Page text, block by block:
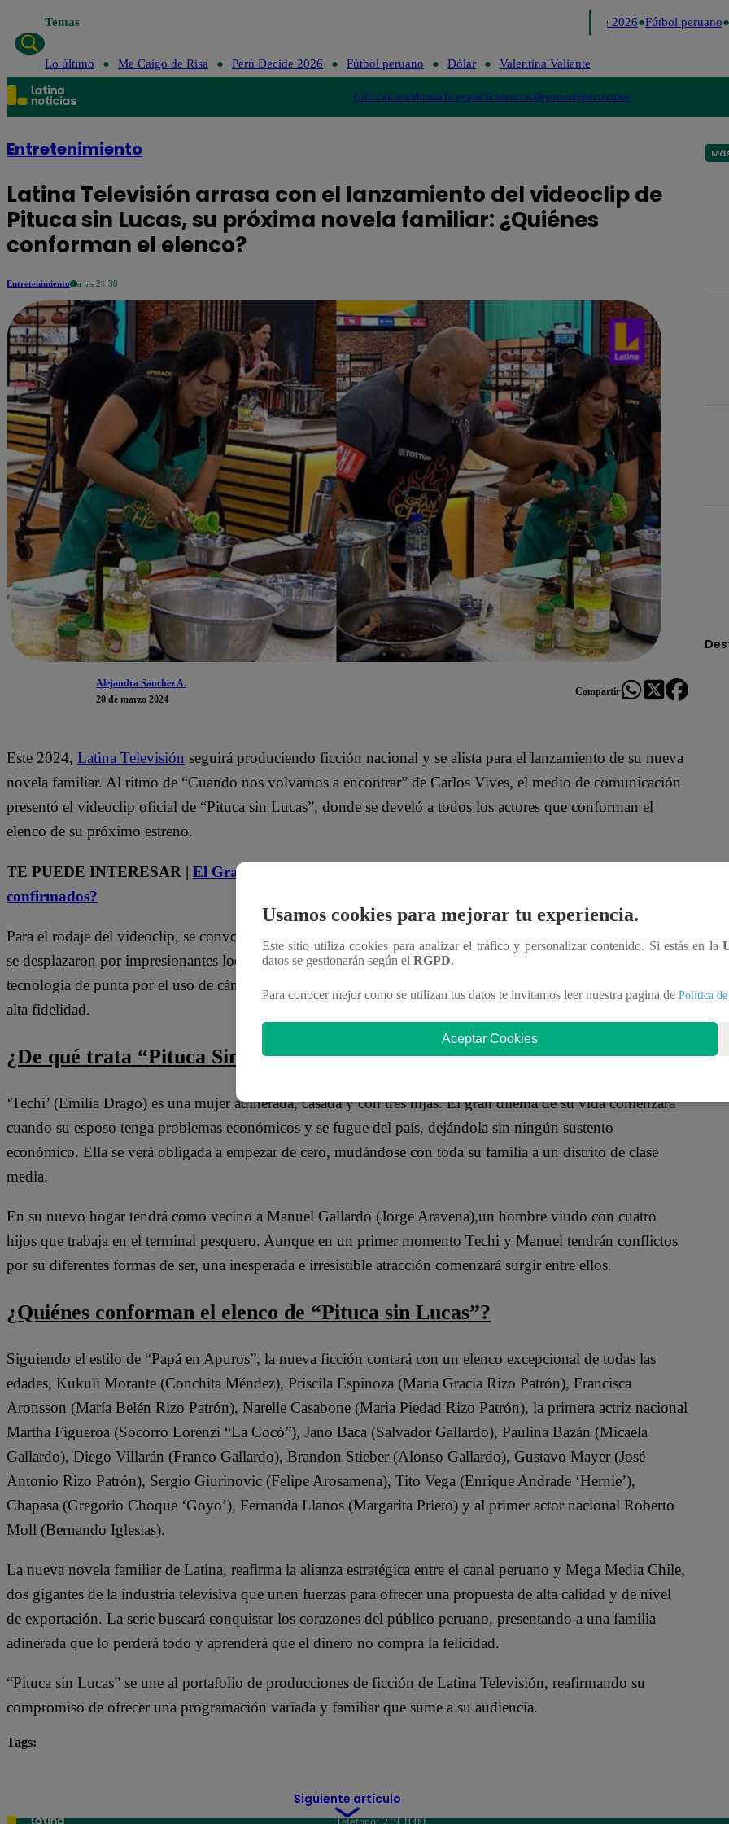
Temas Perú Decide 2026 Fútbol peruano
Lo último Me Caigo de Risa Perú Decide 2026 Fútbol peruano Dólar Valentina Valiente
PolíticaLimaMundoTe ayudoTendenciasDeportesEspectáculos
Entretenimiento
Latina Televisión arrasa con el lanzamiento del videoclip de
Pituca sin Lucas, su próxima novela familiar: ¿Quiénes
conforman el elenco?
Entretenimiento a las 21:38
Alejandra Sanchez A.
20 de marzo 2024
Compartir
Este 2024, Latina Televisión seguirá produciendo ficción nacional y se alista para el lanzamiento de su nueva
novela familiar. Al ritmo de “Cuando nos volvamos a encontrar” de Carlos Vives, el medio de comunicación
presentó el videoclip oficial de “Pituca sin Lucas”, donde se develó a todos los actores que conforman el
elenco de su próximo estreno.
TE PUEDE INTERESAR | El Gran Chef Famosos, el restaurante: ¿Quiénes son los participantes
confirmados?
Para el rodaje del videoclip, se convocó a más de 300 personas entre producción y personal técnico, quienes
se desplazaron por impresionantes locaciones de Lima y Callao. A ello se le suma la incorporación de
tecnología de punta por el uso de cámaras de alta resolución en 8k, efectos visuales avanzados y sonido de
alta fidelidad.
¿De qué trata “Pituca Sin Lucas”?
‘Techi’ (Emilia Drago) es una mujer adinerada, casada y con tres hijas. El gran dilema de su vida comenzará
cuando su esposo tenga problemas económicos y se fugue del país, dejándola sin ningún sustento
económico. Ella se verá obligada a empezar de cero, mudándose con toda su familia a un distrito de clase
media.
En su nuevo hogar tendrá como vecino a Manuel Gallardo (Jorge Aravena),un hombre viudo con cuatro
hijos que trabaja en el terminal pesquero. Aunque en un primer momento Techi y Manuel tendrán conflictos
por su diferentes formas de ser, una inesperada e irresistible atracción comenzará surgir entre ellos.
¿Quiénes conforman el elenco de “Pituca sin Lucas”?
Siguiendo el estilo de “Papá en Apuros”, la nueva ficción contará con un elenco excepcional de todas las
edades, Kukuli Morante (Conchita Méndez), Priscila Espinoza (Maria Gracia Rizo Patrón), Francisca
Aronsson (María Belén Rizo Patrón), Narelle Casabone (Maria Piedad Rizo Patrón), la primera actriz nacional
Martha Figueroa (Socorro Lorenzi “La Cocó”), Jano Baca (Salvador Gallardo), Paulina Bazán (Micaela
Gallardo), Diego Villarán (Franco Gallardo), Brandon Stieber (Alonso Gallardo), Gustavo Mayer (José
Antonio Rizo Patrón), Sergio Giurinovic (Felipe Arosamena), Tito Vega (Enrique Andrade ‘Hernie’),
Chapasa (Gregorio Choque ‘Goyo’), Fernanda Llanos (Margarita Prieto) y al primer actor nacional Roberto
Moll (Bernando Iglesias).
La nueva novela familiar de Latina, reafirma la alianza estratégica entre el canal peruano y Mega Media Chile,
dos gigantes de la industria televisiva que unen fuerzas para ofrecer una propuesta de alta calidad y de nivel
de exportación. La serie buscará conquistar los corazones del público peruano, presentando a una familia
adinerada que lo perderá todo y aprenderá que el dinero no compra la felicidad.
“Pituca sin Lucas” se une al portafolio de producciones de ficción de Latina Televisión, reafirmando su
compromiso de ofrecer una programación variada y familiar que sume a su audiencia.
Tags:
Siguiente artículo
Usamos cookies para mejorar tu experiencia.
Este sitio utiliza cookies para analizar el tráfico y personalizar contenido. Si estás en la
datos se gestionarán según el RGPD.
Para conocer mejor como se utilizan tus datos te invitamos leer nuestra pagina de Política
Aceptar Cookies